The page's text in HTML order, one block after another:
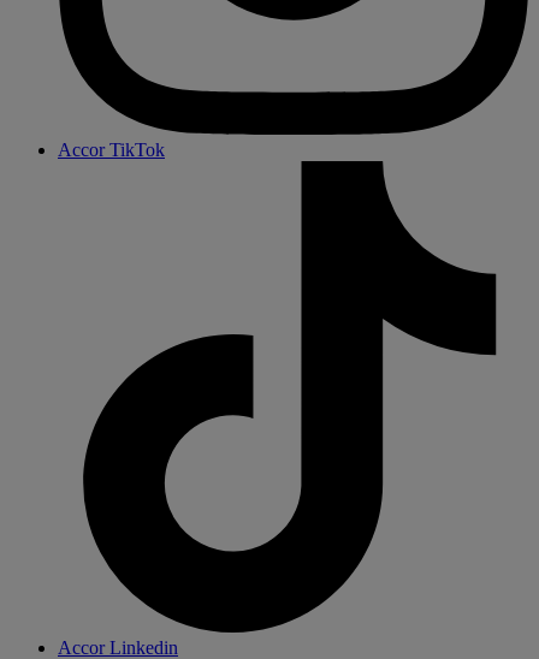
Accor TikTok
Accor Linkedin